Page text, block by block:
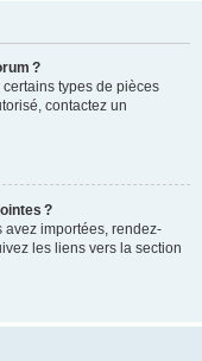
?
types de pièces
contactez un
?
avez importées, rendez-
les liens vers la section